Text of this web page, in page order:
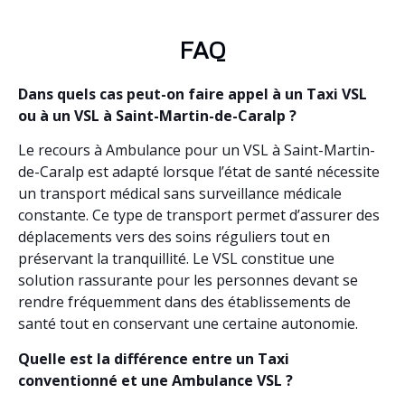
FAQ
Dans quels cas peut-on faire appel à un Taxi VSL
ou à un VSL à Saint-Martin-de-Caralp ?
Le recours à Ambulance pour un VSL à Saint-Martin-
de-Caralp est adapté lorsque l’état de santé nécessite
un transport médical sans surveillance médicale
constante. Ce type de transport permet d’assurer des
déplacements vers des soins réguliers tout en
préservant la tranquillité. Le VSL constitue une
solution rassurante pour les personnes devant se
rendre fréquemment dans des établissements de
santé tout en conservant une certaine autonomie.
Quelle est la différence entre un Taxi
conventionné et une Ambulance VSL ?